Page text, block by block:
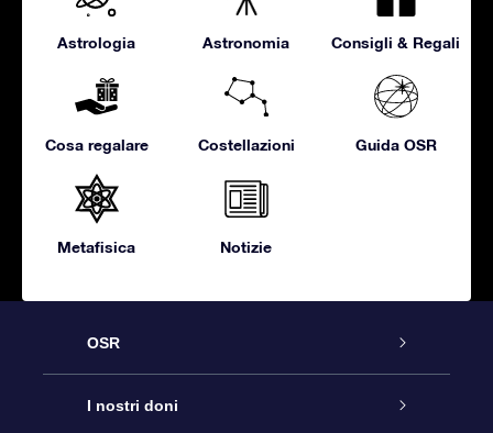
Astrologia Astronomia Consigli & Regali
Cosa regalare Costellazioni Guida OSR
Metafisica Notizie
OSR
Assistenza
I nostri doni